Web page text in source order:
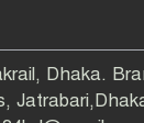
Dhaka.